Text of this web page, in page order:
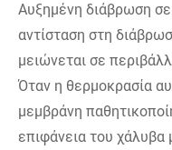
Αυξημένη διάβρωση
αντίσταση στη
μειώνεται σε
Όταν η θερμοκρασία
μεμβράνη
επιφάνεια του χάλυβα